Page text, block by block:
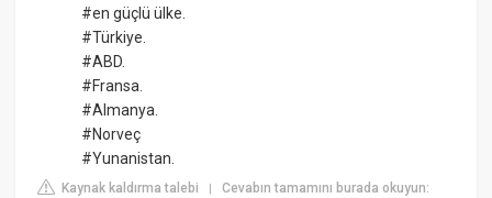
#en güçlü ülke.
#Türkiye.
#ABD.
#Fransa.
#Almanya.
#Norveç
#Yunanistan.
Kaynak kaldırma talebi |Cevabın tamamını burada okuyun: